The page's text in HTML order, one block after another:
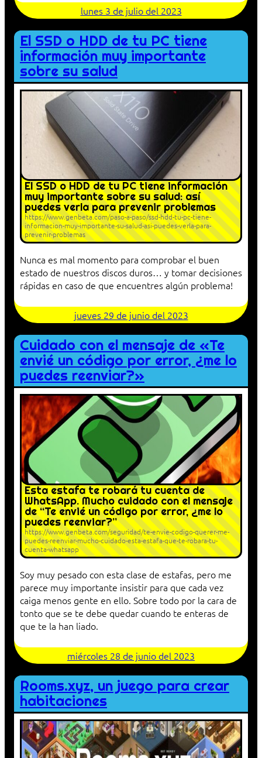
lunes 3 de julio del 2023
El SSD o HDD de tu PC tiene
información muy importante
sobre su salud
El SSD o HDD de tu PC tiene información
muy importante sobre su salud: así
puedes verla para prevenir problemas
https://www.genbeta.com/paso-a-paso/ssd-hdd-tu-pc-tiene-
informacion-muy-importante-su-salud-asi-puedes-verla-para-
prevenir-problemas
Nunca es mal momento para comprobar el buen
estado de nuestros discos duros… y tomar decisiones
rápidas en caso de que encuentres algún problema!
jueves 29 de junio del 2023
Cuidado con el mensaje de «Te
envié un código por error, ¿me lo
puedes reenviar?»
Esta estafa te robará tu cuenta de
WhatsApp. Mucho cuidado con el mensaje
de “Te envié un código por error, ¿me lo
puedes reenviar?”
https://www.genbeta.com/seguridad/te-envie-codigo-querer-me-
puedes-reenviar-mucho-cuidado-esta-estafa-que-te-robara-tu-
cuenta-whatsapp
Soy muy pesado con esta clase de estafas, pero me
parece muy importante insistir para que cada vez
caiga menos gente en ello. Sobre todo por la cara de
tonto que se te debe quedar cuando te enteras de
que te la han liado.
miércoles 28 de junio del 2023
Rooms.xyz, un juego para crear
habitaciones